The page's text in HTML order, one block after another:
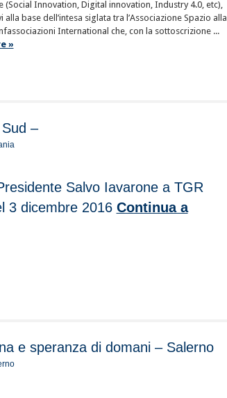
(Social Innovation, Digital innovation, Industry 4.0, etc),
base dell’intesa siglata tra l’Associazione Spazio alla
International che, con la sottoscrizione ...
»
–
Salvo Iavarone a TGR
3 dicembre 2016 Continua a
e speranza di domani – Salerno